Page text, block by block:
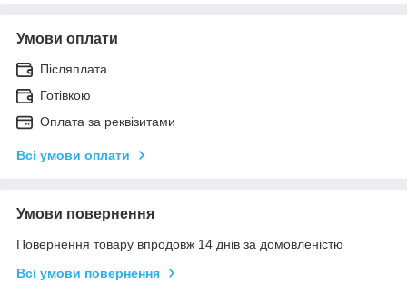
Умови оплати
Післяплата
Готівкою
Оплата за реквізитами
Всі умови оплати
Умови повернення
Повернення товару впродовж 14 днів за домовленістю
Всі умови повернення